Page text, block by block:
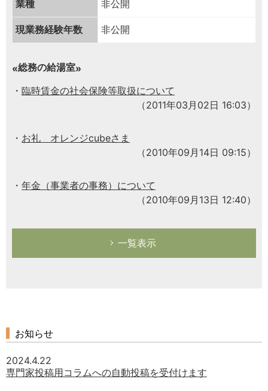
業種 非公開
現業務経験年数 非公開
総務の給湯室
臨時賃金の社会保険等取扱について
（2011年03月02日 16:03）
お礼 オレンジcubeさま
（2010年09月14日 09:15）
年金（事業者の事務）について
（2010年09月13日 12:40）
一覧表示
お知らせ
2024.4.22
専門家投稿用コラムへの自動投稿を受付けます